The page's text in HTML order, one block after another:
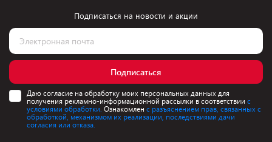
Подписаться на новости и акции
Подписаться
Даю согласие на обработку моих персональных данных для
получения рекламно-информационной рассылки в соответствии с
условиями обработки. Ознакомлен с разъяснением прав, связанных с
обработкой, механизмом их реализации, последствиями дачи
согласия или отказа.